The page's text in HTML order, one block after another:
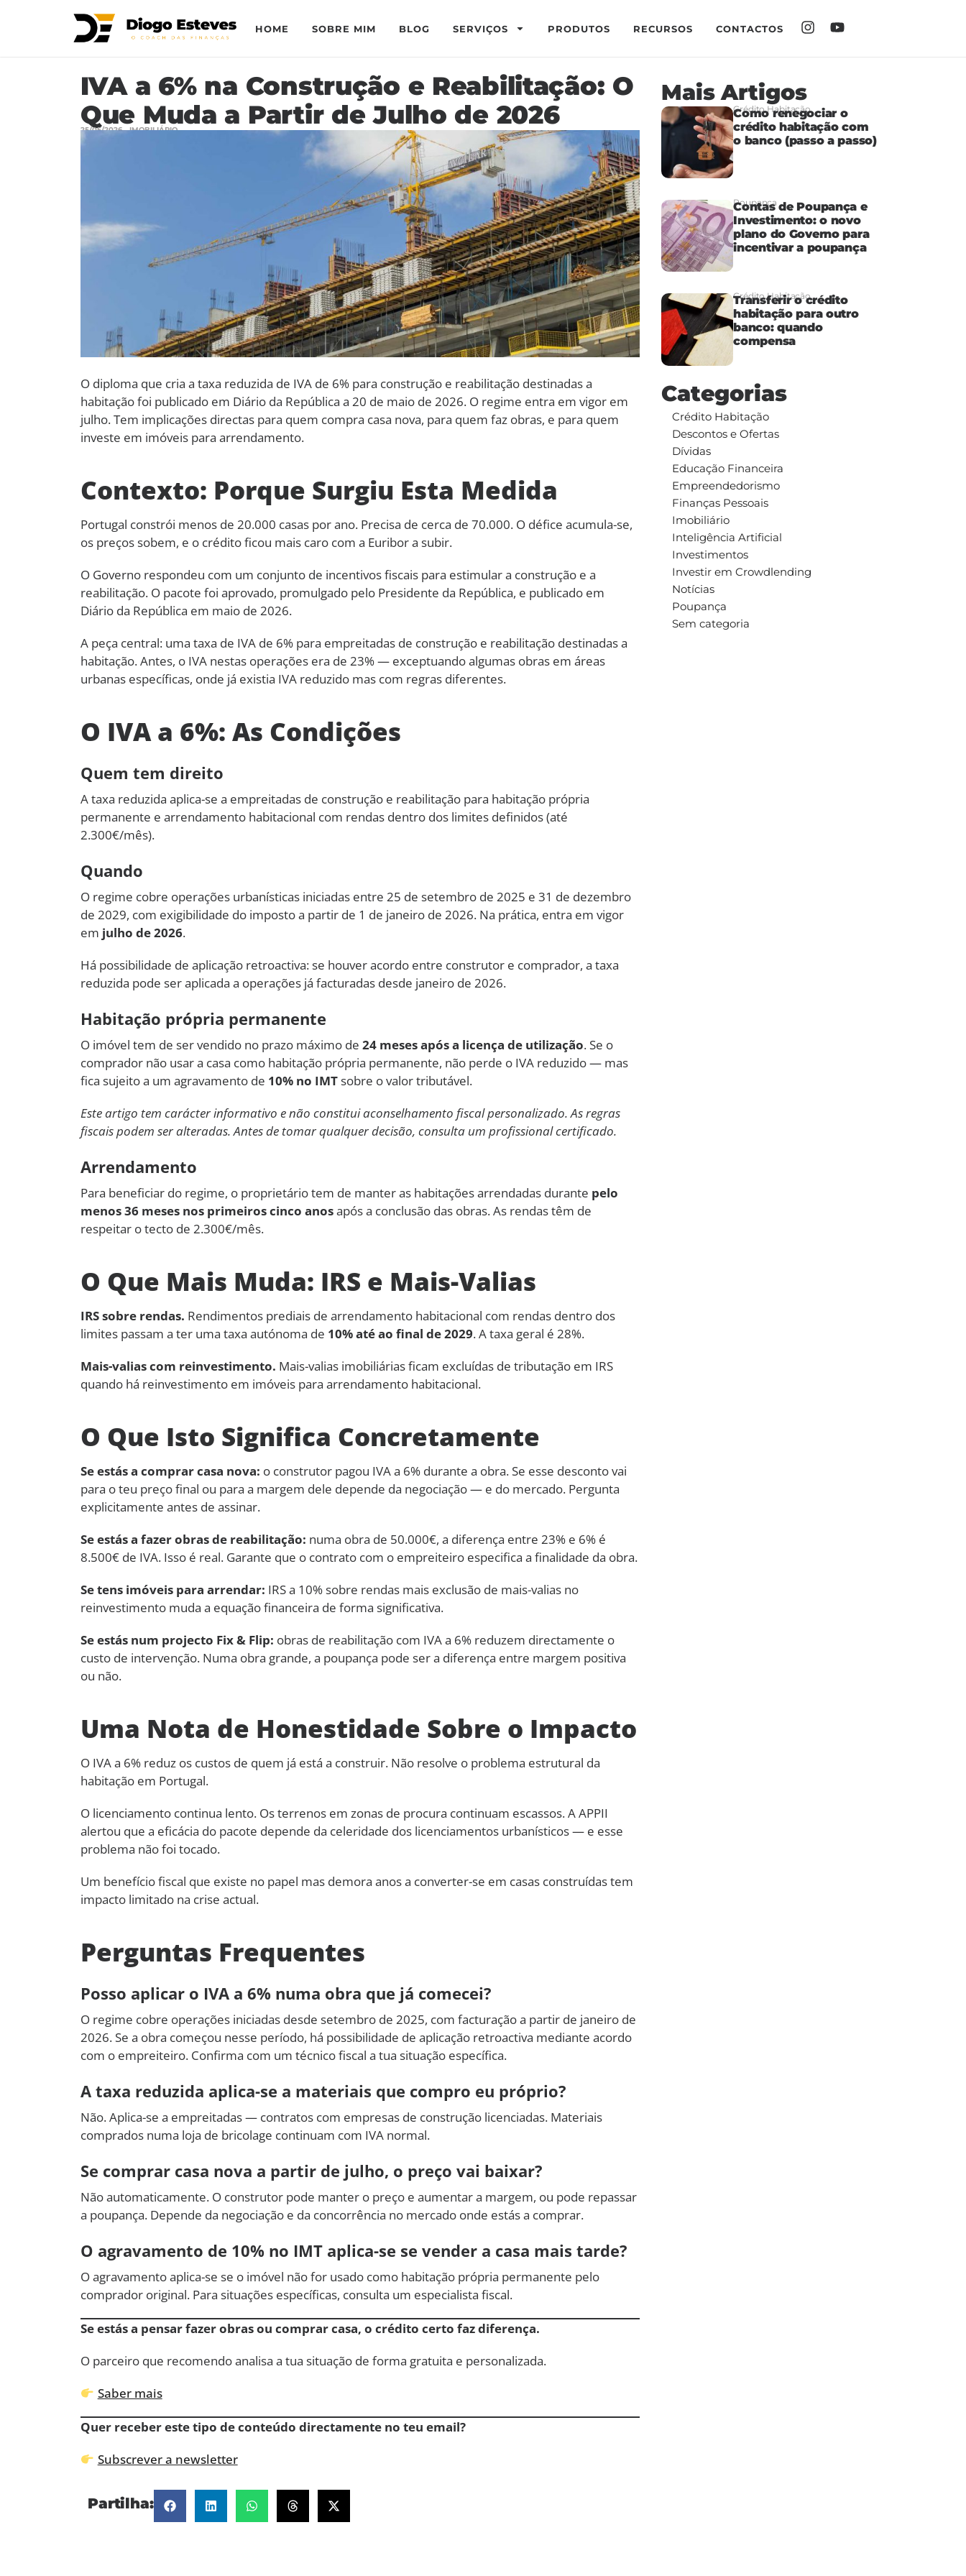
HOME SOBRE MIM BLOG SERVIÇOS PRODUTOS RECURSOS CONTACTOS
IVA a 6% na Construção e Reabilitação: O
Que Muda a Partir de Julho de 2026
25/05/2026 IMOBILIÁRIO
O diploma que cria a taxa reduzida de IVA de 6% para construção e reabilitação destinadas a
habitação foi publicado em Diário da República a 20 de maio de 2026. O regime entra em vigor em
julho. Tem implicações directas para quem compra casa nova, para quem faz obras, e para quem
investe em imóveis para arrendamento.
Contexto: Porque Surgiu Esta Medida
Portugal constrói menos de 20.000 casas por ano. Precisa de cerca de 70.000. O défice acumula-se,
os preços sobem, e o crédito ficou mais caro com a Euribor a subir.
O Governo respondeu com um conjunto de incentivos fiscais para estimular a construção e a
reabilitação. O pacote foi aprovado, promulgado pelo Presidente da República, e publicado em
Diário da República em maio de 2026.
A peça central: uma taxa de IVA de 6% para empreitadas de construção e reabilitação destinadas a
habitação. Antes, o IVA nestas operações era de 23% — exceptuando algumas obras em áreas
urbanas específicas, onde já existia IVA reduzido mas com regras diferentes.
O IVA a 6%: As Condições
Quem tem direito
A taxa reduzida aplica-se a empreitadas de construção e reabilitação para habitação própria
permanente e arrendamento habitacional com rendas dentro dos limites definidos (até
2.300€/mês).
Quando
O regime cobre operações urbanísticas iniciadas entre 25 de setembro de 2025 e 31 de dezembro
de 2029, com exigibilidade do imposto a partir de 1 de janeiro de 2026. Na prática, entra em vigor
em julho de 2026.
Há possibilidade de aplicação retroactiva: se houver acordo entre construtor e comprador, a taxa
reduzida pode ser aplicada a operações já facturadas desde janeiro de 2026.
Habitação própria permanente
O imóvel tem de ser vendido no prazo máximo de 24 meses após a licença de utilização. Se o
comprador não usar a casa como habitação própria permanente, não perde o IVA reduzido — mas
fica sujeito a um agravamento de 10% no IMTsobre o valor tributável.
Este artigo tem carácter informativo e não constitui aconselhamento fiscal personalizado. As regras
fiscais podem ser alteradas. Antes de tomar qualquer decisão, consulta um profissional certificado.
Arrendamento
Para beneficiar do regime, o proprietário tem de manter as habitações arrendadas durante pelo
menos 36 meses nos primeiros cinco anosapós a conclusão das obras. As rendas têm de
respeitar o tecto de 2.300€/mês.
O Que Mais Muda: IRS e Mais-Valias
IRS sobre rendas. Rendimentos prediais de arrendamento habitacional com rendas dentro dos
limites passam a ter uma taxa autónoma de 10% até ao final de 2029. A taxa geral é 28%.
Mais-valias com reinvestimento. Mais-valias imobiliárias ficam excluídas de tributação em IRS
quando há reinvestimento em imóveis para arrendamento habitacional.
O Que Isto Significa Concretamente
Se estás a comprar casa nova: o construtor pagou IVA a 6% durante a obra. Se esse desconto vai
para o teu preço final ou para a margem dele depende da negociação — e do mercado. Pergunta
explicitamente antes de assinar.
Se estás a fazer obras de reabilitação: numa obra de 50.000€, a diferença entre 23% e 6% é
8.500€ de IVA. Isso é real. Garante que o contrato com o empreiteiro especifica a finalidade da obra.
Se tens imóveis para arrendar: IRS a 10% sobre rendas mais exclusão de mais-valias no
reinvestimento muda a equação financeira de forma significativa.
Se estás num projecto Fix & Flip: obras de reabilitação com IVA a 6% reduzem directamente o
custo de intervenção. Numa obra grande, a poupança pode ser a diferença entre margem positiva
ou não.
Uma Nota de Honestidade Sobre o Impacto
O IVA a 6% reduz os custos de quem já está a construir. Não resolve o problema estrutural da
habitação em Portugal.
O licenciamento continua lento. Os terrenos em zonas de procura continuam escassos. A APPII
alertou que a eficácia do pacote depende da celeridade dos licenciamentos urbanísticos — e esse
problema não foi tocado.
Um benefício fiscal que existe no papel mas demora anos a converter-se em casas construídas tem
impacto limitado na crise actual.
Perguntas Frequentes
Posso aplicar o IVA a 6% numa obra que já comecei?
O regime cobre operações iniciadas desde setembro de 2025, com facturação a partir de janeiro de
2026. Se a obra começou nesse período, há possibilidade de aplicação retroactiva mediante acordo
com o empreiteiro. Confirma com um técnico fiscal a tua situação específica.
A taxa reduzida aplica-se a materiais que compro eu próprio?
Não. Aplica-se a empreitadas — contratos com empresas de construção licenciadas. Materiais
comprados numa loja de bricolage continuam com IVA normal.
Se comprar casa nova a partir de julho, o preço vai baixar?
Não automaticamente. O construtor pode manter o preço e aumentar a margem, ou pode repassar
a poupança. Depende da negociação e da concorrência no mercado onde estás a comprar.
O agravamento de 10% no IMT aplica-se se vender a casa mais tarde?
O agravamento aplica-se se o imóvel não for usado como habitação própria permanente pelo
comprador original. Para situações específicas, consulta um especialista fiscal.
Se estás a pensar fazer obras ou comprar casa, o crédito certo faz diferença.
O parceiro que recomendo analisa a tua situação de forma gratuita e personalizada.
Saber mais
Quer receber este tipo de conteúdo directamente no teu email?
Subscrever a newsletter
Partilha:
Mais Artigos
Crédito Habitação
Como renegociar o
crédito habitação com
o banco (passo a passo)
Poupança
Contas de Poupança e
Investimento: o novo
plano do Governo para
incentivar a poupança
Crédito Habitação
Transferir o crédito
habitação para outro
banco: quando
compensa
Categorias
Crédito Habitação
Descontos e Ofertas
Dívidas
Educação Financeira
Empreendedorismo
Finanças Pessoais
Imobiliário
Inteligência Artificial
Investimentos
Investir em Crowdlending
Notícias
Poupança
Sem categoria